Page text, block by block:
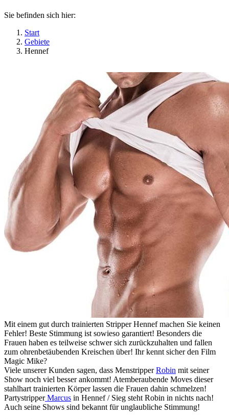
Sie befinden sich hier:
Start
Gebiete
Hennef
Mit einem gut durch trainierten Stripper Hennef machen Sie keinen
Fehler! Beste Stimmung ist sowieso garantiert! Besonders die
Frauen haben es teilweise schwer sich zurückzuhalten und fallen
zum ohrenbetäubenden Kreischen über! Ihr kennt sicher den Film
Magic Mike?
Viele unserer Kunden sagen, dass MenstripperRobin mit seiner
Show noch viel besser ankommt! Atemberaubende Moves dieser
stahlhart trainierten Körper lassen die Frauen dahin schmelzen!
PartystripperMarcus in Hennef / Sieg steht Robin in nichts nach!
Auch seine Shows sind bekannt für unglaubliche Stimmung!